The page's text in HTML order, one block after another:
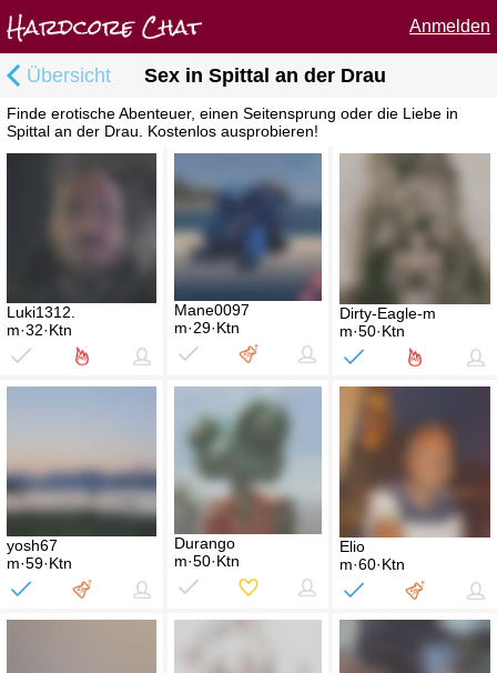
Anmelden
Übersicht Sex in Spittal an der Drau
Finde erotische Abenteuer, einen Seitensprung oder die Liebe in
Spittal an der Drau. Kostenlos ausprobieren!
Luki1312.
m·32·Ktn
Mane0097
m·29·Ktn
Dirty-Eagle-m
m·50·Ktn
yosh67
m·59·Ktn
Durango
m·50·Ktn
Elio
m·60·Ktn